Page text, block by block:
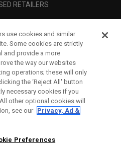
RETAILERS
use cookies and similar
Some cookies are strictly
and provide a more
the way our websites
operations; these will only
the ‘Reject All' button
necessary cookies if you
other optional cookies will
see our Privacy, Ad &
Preferences